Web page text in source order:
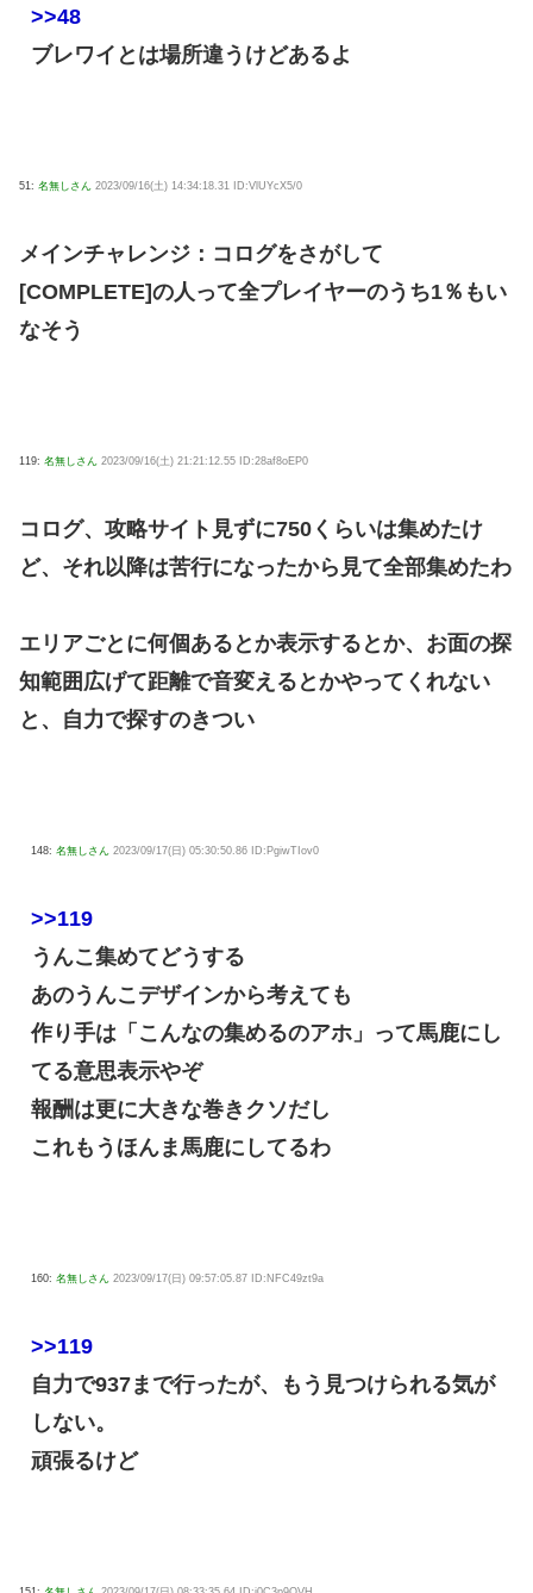
>>48
ブレワイとは場所違うけどあるよ
51: 名無しさん 2023/09/16(土) 14:34:18.31 ID:VlUYcX5/0
メインチャレンジ：コログをさがして
[COMPLETE]の人って全プレイヤーのうち1％もい
なそう
119: 名無しさん 2023/09/16(土) 21:21:12.55 ID:28af8oEP0
コログ、攻略サイト見ずに750くらいは集めたけ
ど、それ以降は苦行になったから見て全部集めたわ
エリアごとに何個あるとか表示するとか、お面の探
知範囲広げて距離で音変えるとかやってくれない
と、自力で探すのきつい
148: 名無しさん 2023/09/17(日) 05:30:50.86 ID:PgiwTIov0
>>119
うんこ集めてどうする
あのうんこデザインから考えても
作り手は「こんなの集めるのアホ」って馬鹿にし
てる意思表示やぞ
報酬は更に大きな巻きクソだし
これもうほんま馬鹿にしてるわ
160: 名無しさん 2023/09/17(日) 09:57:05.87 ID:NFC49zt9a
>>119
自力で937まで行ったが、もう見つけられる気が
しない。
頑張るけど